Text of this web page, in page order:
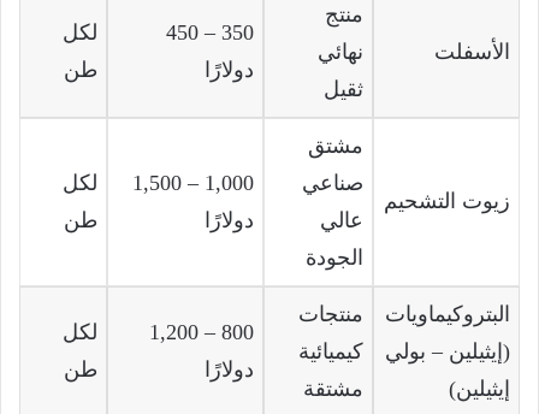
الأسفلت
منتج
نهائي
ثقيل
350 – 450
دولارًا
لكل
طن
زيوت التشحيم
مشتق
صناعي
عالي
الجودة
1,000 – 1,500
دولارًا
لكل
طن
البتروكيماويات
(إيثيلين – بولي
إيثيلين)
منتجات
كيميائية
مشتقة
800 – 1,200
دولارًا
لكل
طن